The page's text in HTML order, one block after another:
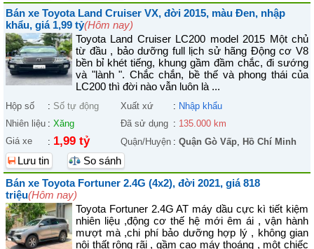
Bán xe Toyota Land Cruiser VX, đời 2015, màu Đen, nhập
khẩu, giá 1,99 tỷ(Hôm nay)
Toyota Land Cruiser LC200 model 2015 Một chủ
từ đầu , bảo dưỡng full lịch sử hãng Động cơ V8
bền bỉ khét tiếng, khung gầm đầm chắc, đi sướng
và "lành ". Chắc chắn, bề thế và phong thái của
LC200 thì đời nào vẫn luôn là ...
Hộp số : Số tự động Xuất xứ : Nhập khẩu
Nhiên liệu : Xăng Đã sử dụng : 135.000 km
Giá xe
: 1,99 tỷ Quận/Huyện : Quận Gò Vấp, Hồ Chí Minh
Lưu tin
So sánh
Bán xe Toyota Fortuner 2.4G (4x2), đời 2021, giá 818
triệu(Hôm nay)
Toyota Fortuner 2.4G AT máy dầu cực kì tiết kiệm
nhiên liệu ,động cơ thế hệ mới êm ái , vận hành
mượt mà ,chi phí bảo dưỡng hợp lý , không gian
nội thất rộng rãi , gầm cao máy thoáng , một chiếc